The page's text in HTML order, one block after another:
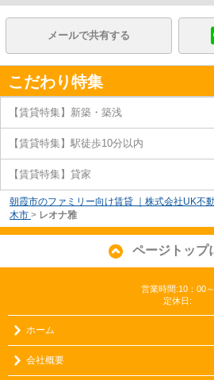
メールで共有する
こだわり特集
【賃貸特集】新築・築浅
【賃貸特集】駅徒歩10分以内
【賃貸特集】貸家
朝霞市のファミリー向け賃貸 ｜株式会社UK不
木市 > レオナ雅
ページトップ
営業時間:10：00～
定休日:
ホーム
会社概要